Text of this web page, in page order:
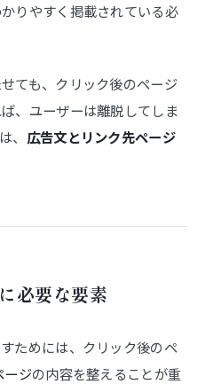
りやすく掲載されている必
ても、クリック後のページ
、ユーザーは離脱してしま
、 広告文とリンク先ページ
必要な要素
ためには、クリック後のペ
ージの内容を整えることが重